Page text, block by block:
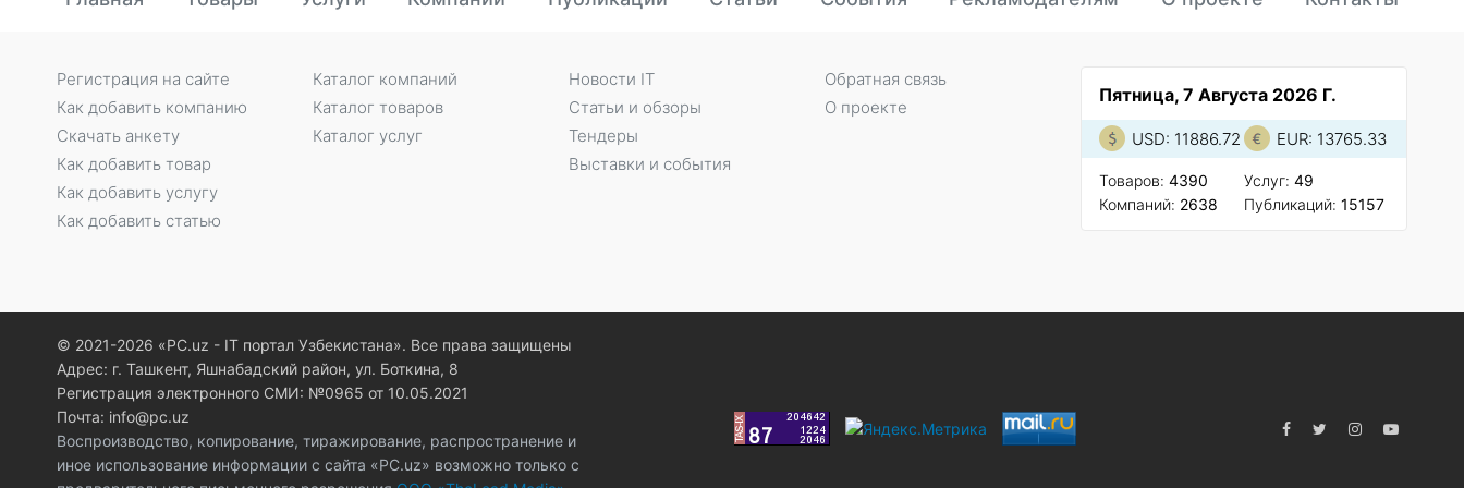
Пятница, 7 Августа 2026 Г.
USD: 11886.72 EUR: 13765.33
Товаров: 4390
Компаний: 2638
Услуг: 49
Публикаций: 15157
Регистрация на сайте
Как добавить компанию
Скачать анкету
Как добавить товар
Как добавить услугу
Как добавить статью
Каталог компаний
Каталог товаров
Каталог услуг
Новости IT
Статьи и обзоры
Тендеры
Выставки и события
Обратная связь
О проекте
© 2021-2026 «PC.uz - IT портал Узбекистана». Все права защищены
Адрес: г. Ташкент, Яшнабадский район, ул. Боткина, 8
Регистрация электронного СМИ: №0965 от 10.05.2021
Почта: info@pc.uz
Воспроизводство, копирование, тиражирование, распространение и
иное использование информации с сайта «PC.uz» возможно только с